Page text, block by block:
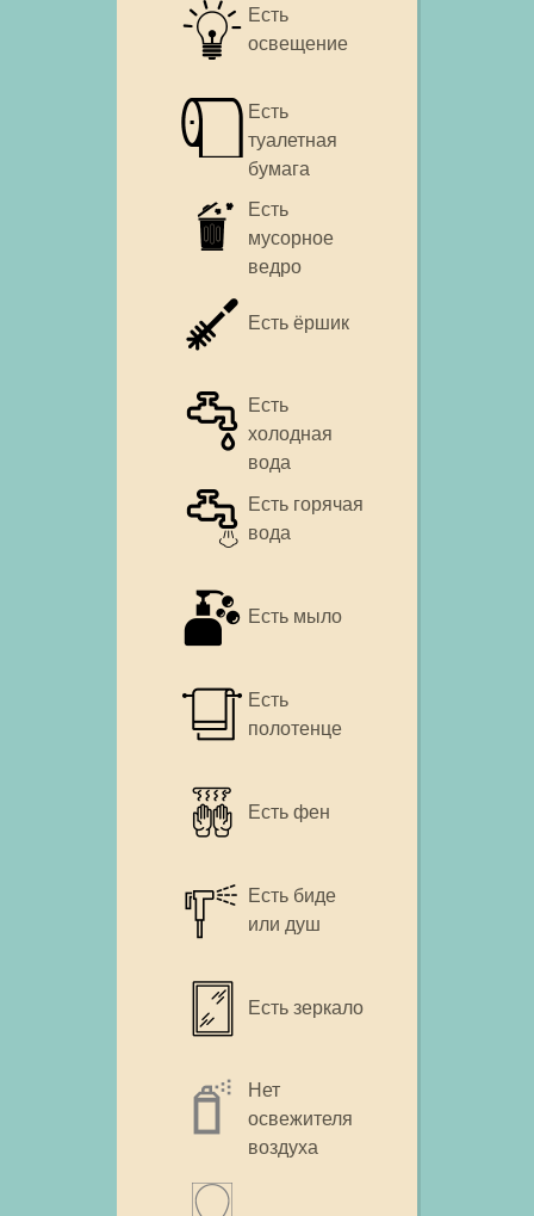
Есть
освещение
Есть
туалетная
бумага
Есть
мусорное
ведро
Есть ёршик
Есть
холодная
вода
Есть горячая
вода
Есть мыло
Есть
полотенце
Есть фен
Есть биде
или душ
Есть зеркало
Нет
освежителя
воздуха